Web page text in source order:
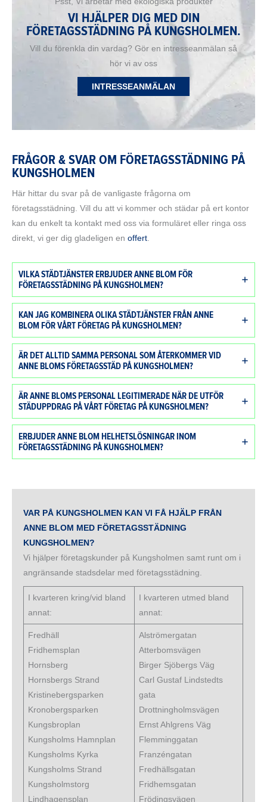
VI HJÄLPER DIG MED DIN
FÖRETAGSSTÄDNING PÅ KUNGSHOLMEN.
Vill du förenkla din vardag? Gör en intresseanmälan så
hör vi av oss
INTRESSEANMÄLAN
FRÅGOR & SVAR OM FÖRETAGSSTÄDNING PÅ
KUNGSHOLMEN
Här hittar du svar på de vanligaste frågorna om
företagsstädning. Vill du att vi kommer och städar på ert kontor
kan du enkelt ta kontakt med oss via formuläret eller ringa oss
direkt, vi ger dig gladeligen en offert.
VILKA STÄDTJÄNSTER ERBJUDER ANNE BLOM FÖR
FÖRETAGSSTÄDNING PÅ KUNGSHOLMEN?
KAN JAG KOMBINERA OLIKA STÄDTJÄNSTER FRÅN ANNE
BLOM FÖR VÅRT FÖRETAG PÅ KUNGSHOLMEN?
ÄR DET ALLTID SAMMA PERSONAL SOM ÅTERKOMMER VID
ANNE BLOMS FÖRETAGSSTÄD PÅ KUNGSHOLMEN?
ÄR ANNE BLOMS PERSONAL LEGITIMERADE NÄR DE UTFÖR
STÄDUPPDRAG PÅ VÅRT FÖRETAG PÅ KUNGSHOLMEN?
ERBJUDER ANNE BLOM HELHETSLÖSNINGAR INOM
FÖRETAGSSTÄDNING PÅ KUNGSHOLMEN?
VAR PÅ KUNGSHOLMEN KAN VI FÅ HJÄLP FRÅN
ANNE BLOM MED FÖRETAGSSTÄDNING
KUNGSHOLMEN?
Vi hjälper företagskunder på Kungsholmen samt runt om i
angränsande stadsdelar med företagsstädning.
I kvarteren kring/vid bland
annat:
I kvarteren utmed bland
annat:
Fredhäll
Fridhemsplan
Hornsberg
Hornsbergs Strand
Kristinebergsparken
Kronobergsparken
Kungsbroplan
Kungsholms Hamnplan
Kungsholms Kyrka
Kungsholms Strand
Kungsholmstorg
Lindhagensplan
Alströmergatan
Atterbomsvägen
Birger Sjöbergs Väg
Carl Gustaf Lindstedts
gata
Drottningholmsvägen
Ernst Ahlgrens Väg
Flemminggatan
Franzéngatan
Fredhällsgatan
Fridhemsgatan
Frödingsvägen